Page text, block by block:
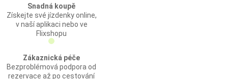
Snadná koupě
Získejte své jízdenky online,
v naší aplikaci nebo ve
Flixshopu
Zákaznická péče
Bezproblémová podpora od
rezervace až po cestování